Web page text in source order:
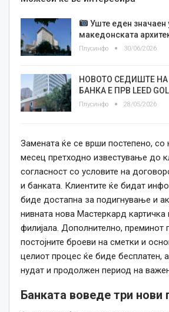
Уште еден значаен
македонската
Плусинфо 30/06/2026
НОВОТО СЕДИШТЕ
БАНКА Е ПРВ LEED
Плусинфо 28/05/2026
Замената ќе се врши постепено, со
месец претходно известување до
согласност со условите на
и банката. Клиентите ќе бидат
биде достапна за подигнување и
нивната нова Мастеркард картичка
филијала. Дополнително, преминот
постојните броеви на сметки и
целиот процес ќе биде бесплатен,
нудат и продолжен период на
Банката воведе три нови